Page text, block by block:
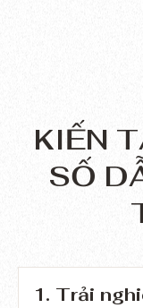
KIẾN
SỐ
1. Trải